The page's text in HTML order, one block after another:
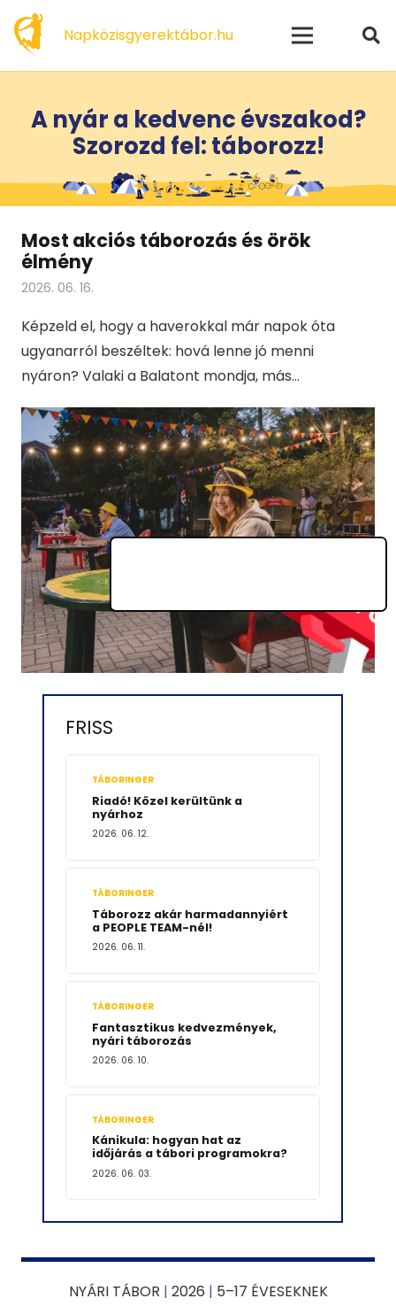
Napközisgyerektábor.hu
A nyár a kedvenc évszakod?
Szorozd fel: táborozz!
Most akciós táborozás és örök
élmény
2026. 06. 16.
Képzeld el, hogy a haverokkal már napok óta
ugyanarról beszéltek: hová lenne jó menni
nyáron? Valaki a Balatont mondja, más…
FRISS
TÁBORINGER
Riadó! Közel kerültünk a
nyárhoz
2026. 06. 12.
TÁBORINGER
Táborozz akár harmadannyiért
a PEOPLE TEAM-nél!
2026. 06. 11.
TÁBORINGER
Fantasztikus kedvezmények,
nyári táborozás
2026. 06. 10.
TÁBORINGER
Kánikula: hogyan hat az
időjárás a tábori programokra?
2026. 06. 03.
NYÁRI TÁBOR | 2026 | 5–17 ÉVESEKNEK